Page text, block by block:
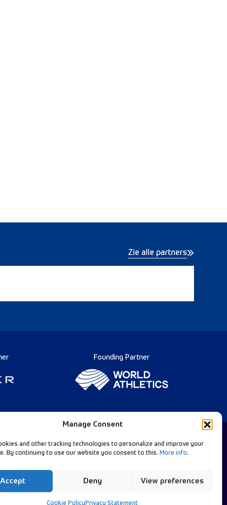
Manage Consent
and other tracking technologies to personalize and improve your
By continuing to use our website you consent to this. More info.
Accept Deny View preferences
Cookie Policy Privacy Statement
Zie alle partners
Founding Partner
Contact Us